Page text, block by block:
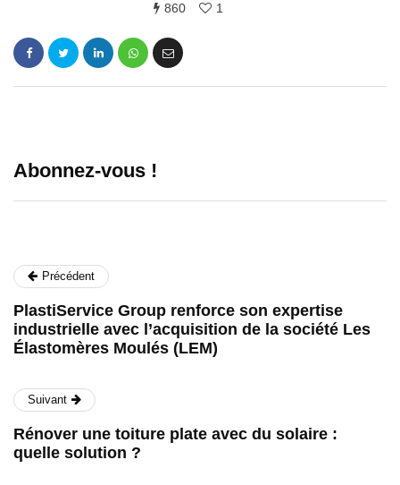
860 1
Abonnez-vous !
Précédent
PlastiService Group renforce son expertise
industrielle avec l’acquisition de la société Les
Élastomères Moulés (LEM)
Suivant
Rénover une toiture plate avec du solaire :
quelle solution ?